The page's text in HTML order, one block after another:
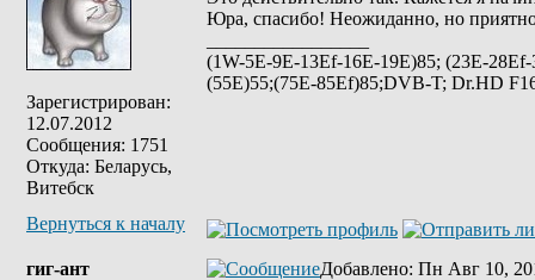
Зарегистрирован:
12.07.2012
Сообщения: 1751
Откуда: Беларусь,
Витебск
Юра, спасибо! Неожиданно, но
(1W-5E-9E-13Ef-16E-19E)85; (23E-
(55E)55;(75E-85Ef)85;DVB-T; Dr.HD
Вернуться к началу
гиг-ант Добавлено: Пн Авг 10,